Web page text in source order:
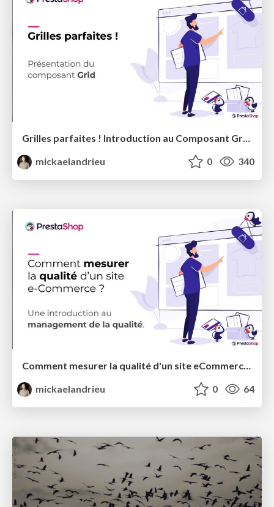
Grilles parfaites ! Introduction au Composant Grid de PrestaShop
mickaelandrieu
0 340
Comment mesurer la qualité d'un site eCommerce ?
mickaelandrieu
0 64